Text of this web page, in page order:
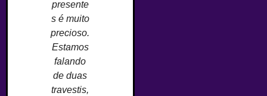
presente
s é muito
precioso.
Estamos
falando
de duas
travestis,